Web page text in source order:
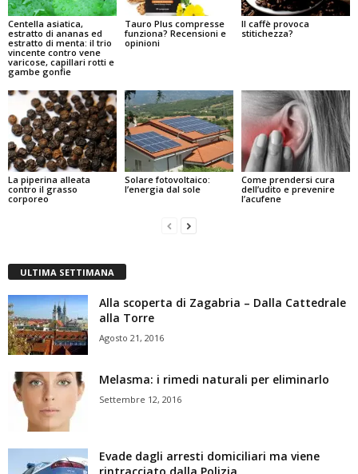
Centella asiatica,
estratto di ananas ed
estratto di menta: il trio
vincente contro vene
varicose, capillari rotti e
gambe gonfie
Tauro Plus compresse
funziona? Recensioni e
opinioni
Il caffè provoca
stitichezza?
La piperina alleata
contro il grasso
corporeo
Solare fotovoltaico:
l’energia dal sole
Come prendersi cura
dell’udito e prevenire
l’acufene
ULTIMA SETTIMANA
Alla scoperta di Zagabria – Dalla Cattedrale
alla Torre
Agosto 21, 2016
Melasma: i rimedi naturali per eliminarlo
Settembre 12, 2016
Evade dagli arresti domiciliari ma viene